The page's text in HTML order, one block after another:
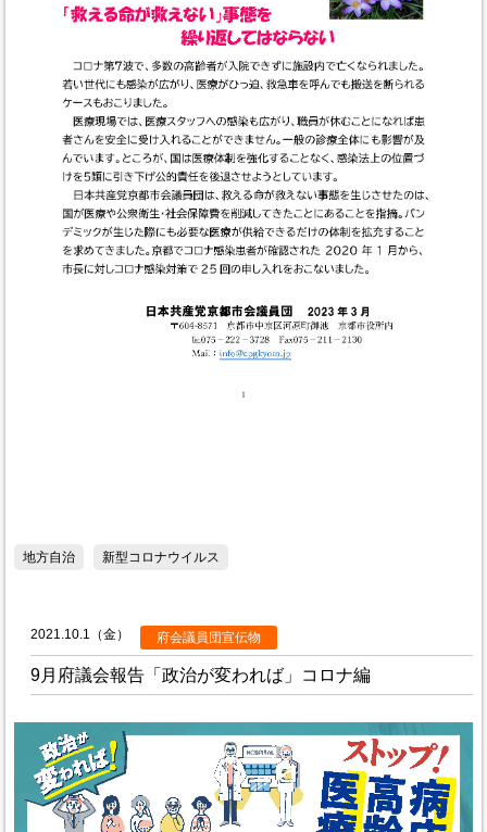
地方自治 新型コロナウイルス
2021.10.1（金） 府会議員団宣伝物
9月府議会報告「政治が変われば」コロナ編